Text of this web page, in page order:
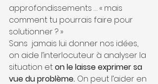
approfondissements … « mais
comment tu pourrais faire pour
solutionner ? »
Sans  jamais lui donner nos idées,
on aide l’interlocuteur à analyser la
situation et on le laisse exprimer sa
vue du problème. On peut l’aider en